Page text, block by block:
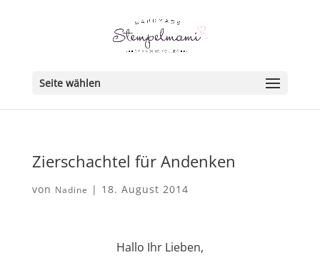
Seite wählen
Zierschachtel für Andenken
von Nadine | 18. August 2014
Hallo Ihr Lieben,